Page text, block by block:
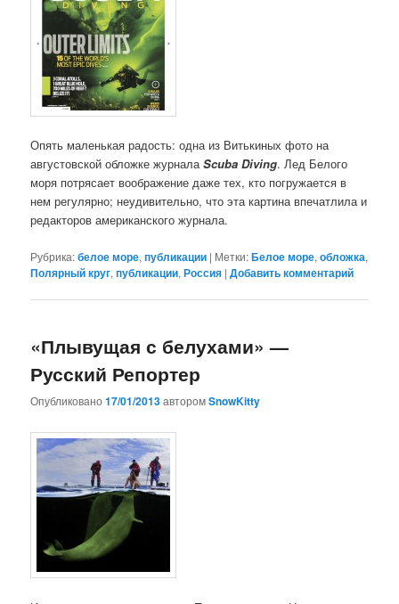
Опять маленькая радость: одна из Витькиных фото на
августовской обложке журналаScuba Diving. Лед Белого
моря потрясает воображение даже тех, кто погружается в
нем регулярно; неудивительно, что эта картина впечатлила и
редакторов американского журнала.
Рубрика:белое море,публикации | Метки:Белое море,обложка,
Полярный круг,публикации,Россия |Добавить комментарий
«Плывущая с белухами» —
Русский Репортер
Опубликовано17/01/2013авторомSnowKitty